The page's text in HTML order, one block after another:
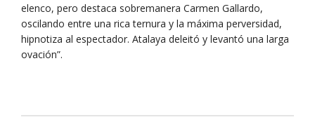
elenco, pero destaca sobremanera Carmen Gallardo,
oscilando entre una rica ternura y la máxima perversidad,
hipnotiza al espectador. Atalaya deleitó y levantó una larga
ovación”.